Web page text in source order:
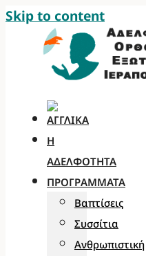
Skip to content
Η
ΑΔΕΛΦΌΤΗΤΑ
ΠΡΟΓΡΆΜΜΑΤΑ
Βαπτίσεις
Συσσίτια
Ανθρωπιστική